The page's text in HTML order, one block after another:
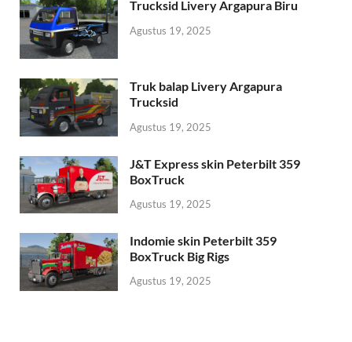
Trucksid Livery Argapura Biru
Agustus 19, 2025
Truk balap Livery Argapura
Trucksid
Agustus 19, 2025
J&T Express skin Peterbilt 359
BoxTruck
Agustus 19, 2025
Indomie skin Peterbilt 359
BoxTruck Big Rigs
Agustus 19, 2025